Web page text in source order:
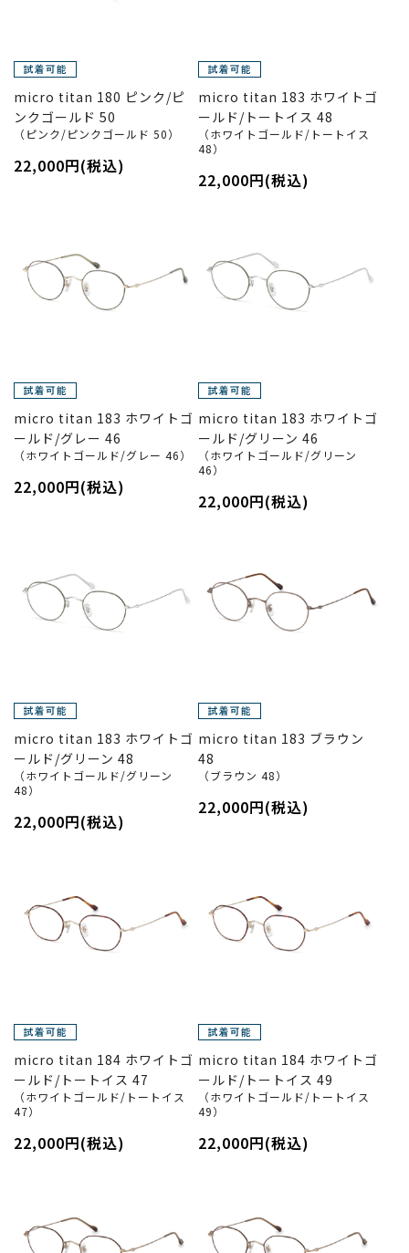
micro titan 180 ピンク/ピ
ンクゴールド 50
（ピンク/ピンクゴールド 50）
22,000円(税込)
micro titan 183 ホワイトゴ
ールド/トートイス 48
（ホワイトゴールド/トートイス
48）
22,000円(税込)
micro titan 183 ホワイトゴ
ールド/グレー 46
（ホワイトゴールド/グレー 46）
22,000円(税込)
micro titan 183 ホワイトゴ
ールド/グリーン 46
（ホワイトゴールド/グリーン
46）
22,000円(税込)
micro titan 183 ホワイトゴ
ールド/グリーン 48
（ホワイトゴールド/グリーン
48）
22,000円(税込)
micro titan 183 ブラウン
48
（ブラウン 48）
22,000円(税込)
micro titan 184 ホワイトゴ
ールド/トートイス 47
（ホワイトゴールド/トートイス
47）
22,000円(税込)
micro titan 184 ホワイトゴ
ールド/トートイス 49
（ホワイトゴールド/トートイス
49）
22,000円(税込)